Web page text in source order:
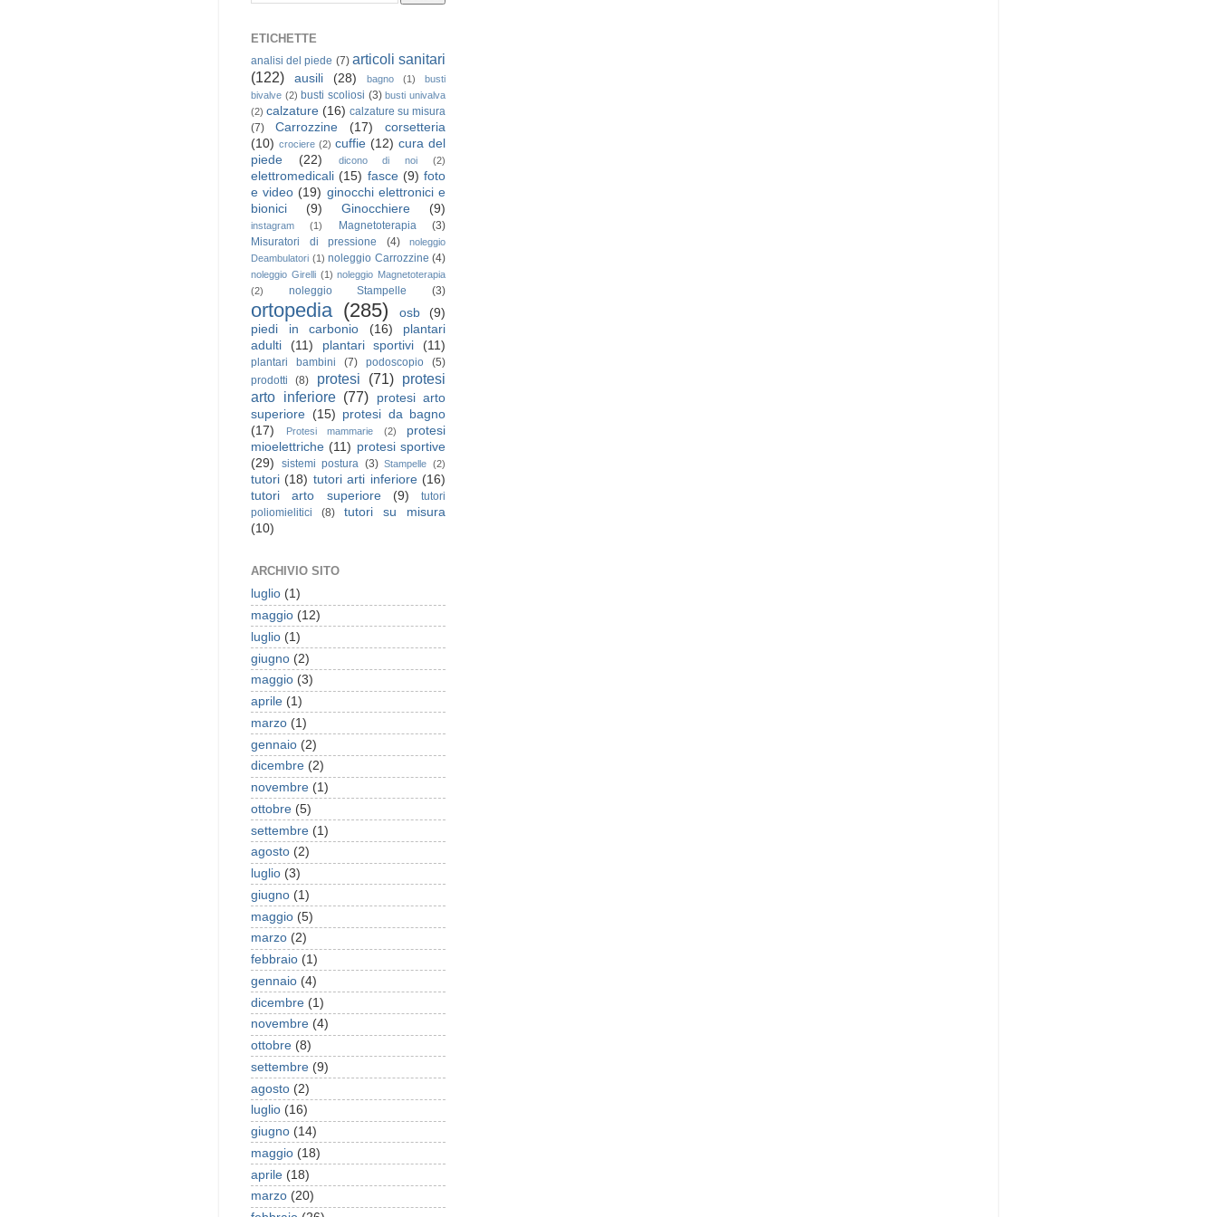
ETICHETTE
analisi del piede (7) articoli sanitari
(122)
ausili (28) bagno (1)
busti
bivalve (2) busti scoliosi (3) busti univalva
(2) calzature (16) calzature su misura
(7)
Carrozzine (17)
corsetteria
(10) crociere (2) cuffie (12) cura del
piede
(22) dicono di noi (2)
elettromedicali (15) fasce (9) foto
e video (19) ginocchi elettronici e
bionici
(9) Ginocchiere (9)
instagram (1) Magnetoterapia
(3)
Misuratori di pressione
(4)
noleggio
Deambulatori (1) noleggio Carrozzine (4)
noleggio Girelli (1) noleggio Magnetoterapia
(2)
noleggio Stampelle (3)
ortopedia (285) osb
(9)
piedi in carbonio
(16)
plantari
adulti
(11) plantari sportivi (11)
plantari bambini (7) podoscopio
(5)
prodotti
(8) protesi (71) protesi
arto inferiore (77)
protesi arto
superiore (15) protesi da bagno
(17)
Protesi mammarie (2)
protesi
mioelettriche (11) protesi sportive
(29)
sistemi postura (3) Stampelle (2)
tutori (18) tutori arti inferiore (16)
tutori arto superiore
(9)
tutori
poliomielitici
(8)
tutori su misura
(10)
ARCHIVIO SITO
luglio (1)
maggio (12)
luglio (1)
giugno (2)
maggio (3)
aprile (1)
marzo (1)
gennaio (2)
dicembre (2)
novembre (1)
ottobre (5)
settembre (1)
agosto (2)
luglio (3)
giugno (1)
maggio (5)
marzo (2)
febbraio (1)
gennaio (4)
dicembre (1)
novembre (4)
ottobre (8)
settembre (9)
agosto (2)
luglio (16)
giugno (14)
maggio (18)
aprile (18)
marzo (20)